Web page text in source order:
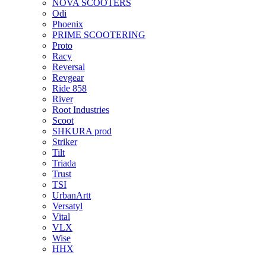
NOVA SCOOTERS
Odi
Phoenix
PRIME SCOOTERING
Proto
Racy
Reversal
Revgear
Ride 858
River
Root Industries
Scoot
SHKURA рrоd
Striker
Tilt
Triada
Trust
TSI
UrbanArtt
Versatyl
Vital
VLX
Wise
ННХ